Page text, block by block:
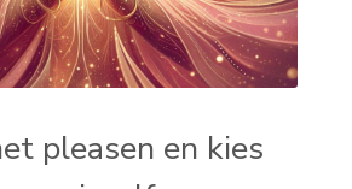
pleasen en kies